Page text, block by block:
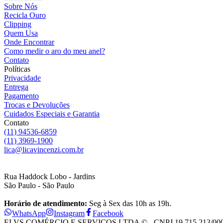
Sobre Nós
Recicla Ouro
Clipping
Quem Usa
Onde Encontrar
Como medir o aro do meu anel?
Contato
Políticas
Privacidade
Entrega
Pagamento
Trocas e Devoluções
Cuidados Especiais e Garantia
Contato
(11) 94536-6859
(11) 3969-1900
lica@licavincenzi.com.br
Rua Haddock Lobo - Jardins
São Paulo - São Paulo
Horário de atendimento: Seg à Sex das 10h as 19h.
WhatsApp
Instagram
Facebook